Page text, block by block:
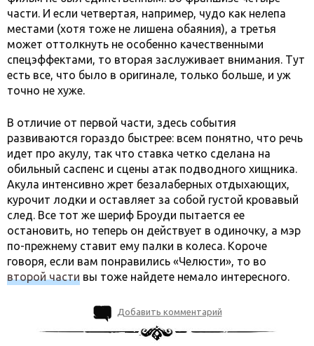
части. И если четвертая, например, чудо как нелепа
местами (хотя тоже не лишена обаяния), а третья
может оттолкнуть не особенно качественными
спецэффектами, то вторая заслуживает внимания. Тут
есть все, что было в оригинале, только больше, и уж
точно не хуже.
В отличие от первой части, здесь события
развиваются гораздо быстрее: всем понятно, что речь
идет про акулу, так что ставка четко сделана на
обильный саспенс и сцены атак подводного хищника.
Акула интенсивно жрет безалаберных отдыхающих,
курочит лодки и оставляет за собой густой кровавый
след. Все тот же шериф Броуди пытается ее
остановить, но теперь он действует в одиночку, а мэр
по-прежнему ставит ему палки в колеса. Короче
говоря, если вам понравились «Челюсти», то во
второй части вы тоже найдете немало интересного.
Добавить комментарий